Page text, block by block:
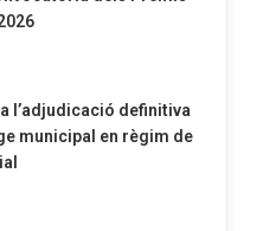
l’adjudicació definitiva
municipal en règim de